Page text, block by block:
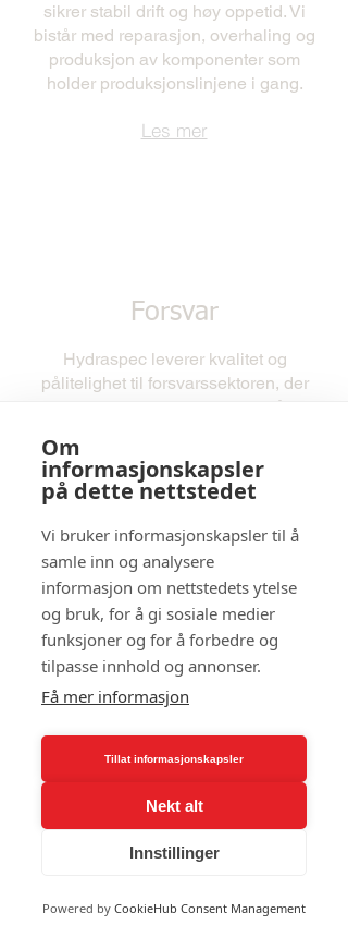
Om
informasjonskapsler
på dette nettstedet
Vi bruker informasjonskapsler til å
samle inn og analysere
informasjon om nettstedets ytelse
og bruk, for å gi sosiale medier
funksjoner og for å forbedre og
tilpasse innhold og annonser.
Få mer informasjon
Tillat informasjonskapsler
Nekt alt
Innstillinger
Powered by CookieHub Consent Management
sikrer stabil drift og høy oppetid. Vi
bistår med reparasjon, overhaling og
produksjon av komponenter som
holder produksjonslinjene i gang.
Les mer
Forsvar
Hydraspec leverer kvalitet og
pålitelighet til forsvarssektoren, der
driftsikkerhet er avgjørende. Våre
ekstreme belastninger og møte
strenge krav til ytelse og sikkerhet.
Les mer
Kontakt oss i dag
behov.